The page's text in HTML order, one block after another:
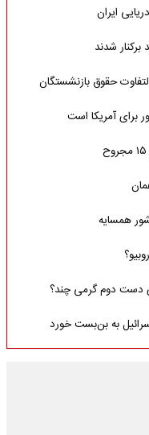
ایران
حقوق بازنشستگان
برای آمریکا است
همسایه
به بن‌بست خورد